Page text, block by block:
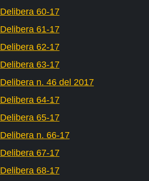
Delibera 60-17
Delibera 61-17
Delibera 62-17
Delibera 63-17
Delibera n. 46 del 2017
Delibera 64-17
Delibera 65-17
Delibera n. 66-17
Delibera 67-17
Delibera 68-17